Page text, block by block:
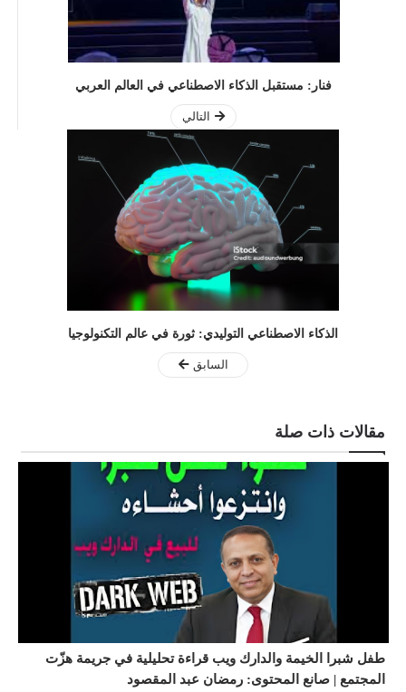
فنار: مستقبل الذكاء الاصطناعي في العالم العربي
التالي
الذكاء الاصطناعي التوليدي: ثورة في عالم التكنولوجيا
السابق
مقالات ذات صلة
طفل شبرا الخيمة والدارك ويب قراءة تحليلية في جريمة هزّت
المجتمع | صانع المحتوى: رمضان عبد المقصود